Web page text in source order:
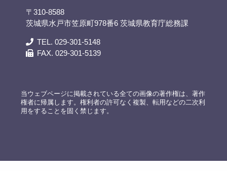
〒310-8588
茨城県水戸市笠原町978番6 茨城県教育庁総務課
TEL. 029-301-5148
FAX. 029-301-5139
当ウェブページに掲載されている全ての画像の著作権は、著作
権者に帰属します。権利者の許可なく複製、転用などの二次利
用をすることを固く禁じます。